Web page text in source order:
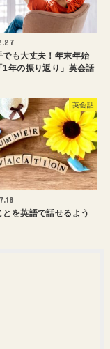
でも大丈夫！年末年始
1年の振り返り」英会話
英会話
とを英語で話せるよう